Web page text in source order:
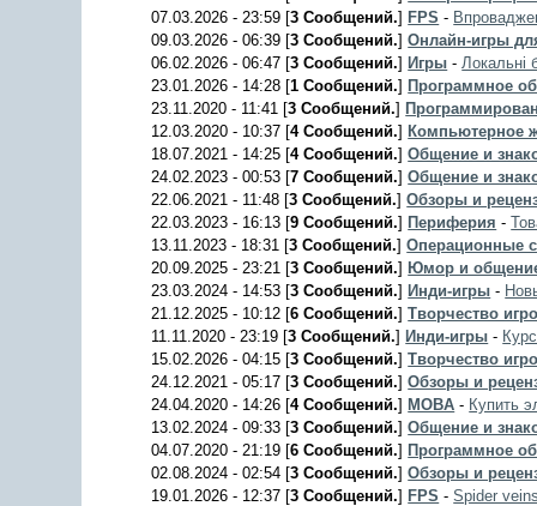
07.03.2026 - 23:59 [3 Сообщений.] FPS -
09.03.2026 - 06:39 [3 Сообщений.]Онлайн-игры
06.02.2026 - 06:47 [3 Сообщений.] Игры -Локальні
23.01.2026 - 14:28 [1 Сообщений.] Программное
23.11.2020 - 11:41 [3 Сообщений.]
12.03.2020 - 10:37 [4 Сообщений.] Компьютерное
18.07.2021 - 14:25 [4 Сообщений.]Общение и
24.02.2023 - 00:53 [7 Сообщений.]Общение и
22.06.2021 - 11:48 [3 Сообщений.]Обзоры и
22.03.2023 - 16:13 [9 Сообщений.] Периферия -
13.11.2023 - 18:31 [3 Сообщений.]Операционные
20.09.2025 - 23:21 [3 Сообщений.] Юмор и
23.03.2024 - 14:53 [3 Сообщений.] Инди-игры -
21.12.2025 - 10:12 [6 Сообщений.]Творчество
11.11.2020 - 23:19 [3 Сообщений.] Инди-игры -
15.02.2026 - 04:15 [3 Сообщений.]Творчество
24.12.2021 - 05:17 [3 Сообщений.]Обзоры и
24.04.2020 - 14:26 [4 Сообщений.] MOBA - Купить
13.02.2024 - 09:33 [3 Сообщений.]Общение и
04.07.2020 - 21:19 [6 Сообщений.] Программное
02.08.2024 - 02:54 [3 Сообщений.]Обзоры и
19.01.2026 - 12:37 [3 Сообщений.] FPS -Spider